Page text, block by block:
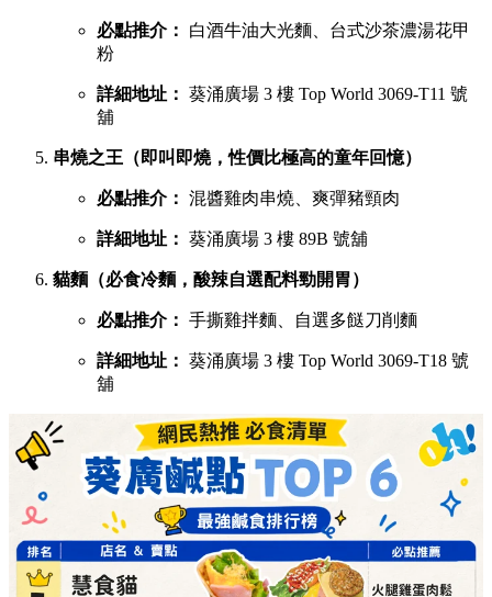
必點推介：
白酒牛油大光麵、台式沙茶濃湯花甲
粉
詳細地址： 葵涌廣場 3 樓 Top World 3069-T11 號
舖
串燒之王（即叫即燒，性價比極高的童年回憶）
必點推介： 混醬雞肉串燒、爽彈豬頸肉
詳細地址： 葵涌廣場 3 樓 89B 號舖
貓麵（必食冷麵，酸辣自選配料勁開胃）
必點推介： 手撕雞拌麵、自選多餸刀削麵
詳細地址： 葵涌廣場 3 樓 Top World 3069-T18 號
舖